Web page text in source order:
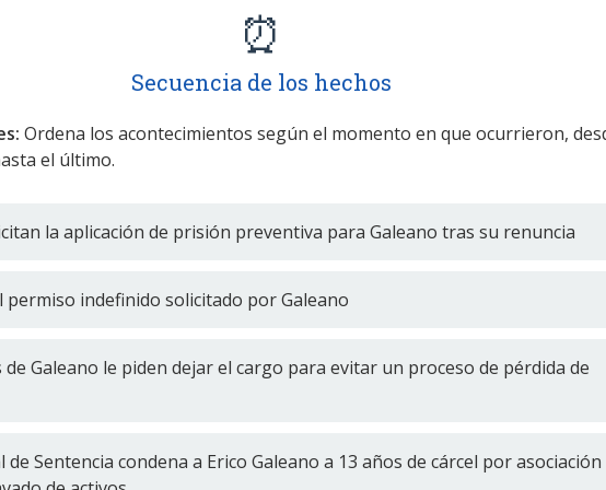
⏰
Secuencia de los hechos
Ordena los acontecimientos según el momento en que ocurrieron,
el último.
la aplicación de prisión preventiva para Galeano tras su renuncia
permiso indefinido solicitado por Galeano
de Galeano le piden dejar el cargo para evitar un proceso de pérdida de
Sentencia condena a Erico Galeano a 13 años de cárcel por asociación